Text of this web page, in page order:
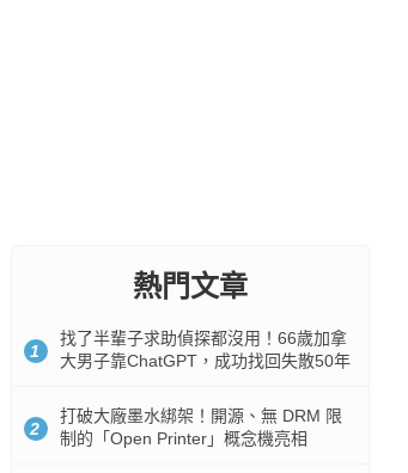
熱門文章
1
找了半輩子求助偵探都沒用！66歲加拿
大男子靠ChatGPT，成功找回失散50年
2
打破大廠墨水綁架！開源、無 DRM 限
制的「Open Printer」概念機亮相